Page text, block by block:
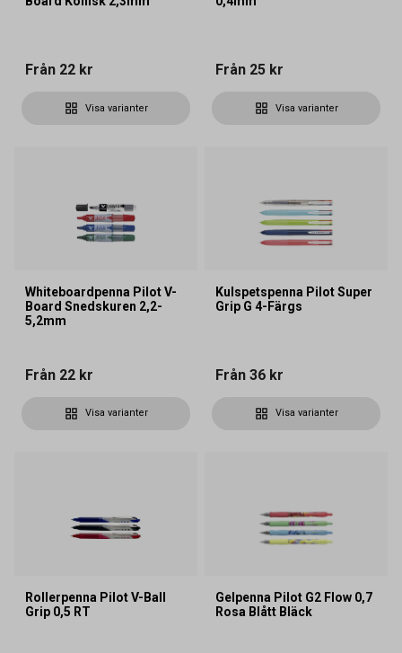
Från 22 kr
Visa varianter
Från 25 kr
Visa varianter
Whiteboardpenna Pilot V-
Board Snedskuren 2,2-
5,2mm
Från 22 kr
Visa varianter
Kulspetspenna Pilot Super
Grip G 4-Färgs
Från 36 kr
Visa varianter
Rollerpenna Pilot V-Ball
Grip 0,5 RT
Gelpenna Pilot G2 Flow 0,7
Rosa Blått Bläck